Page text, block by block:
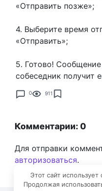
«Отправить позже»;
4. Выберите время
«Отправить»;
5. Готово!
собеседник получит
0 911
Комментарии: 0
Для отправки
авторизоваться.
Этот сайт
Продолжая